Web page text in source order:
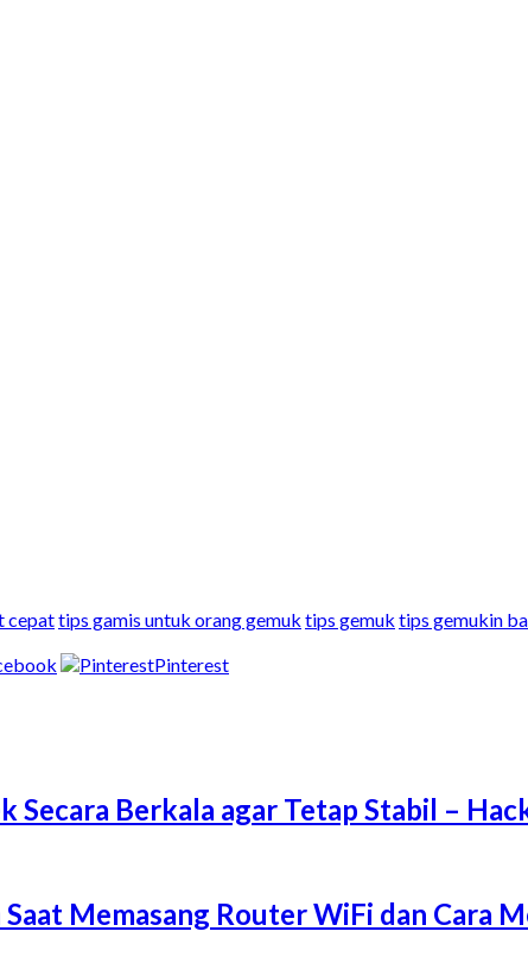
cepattips gamis untuk orang gemuk tips gemuk tips gemukin
Pinterest
Secara Berkala agar Tetap Stabil –
Memasang Router WiFi dan Cara